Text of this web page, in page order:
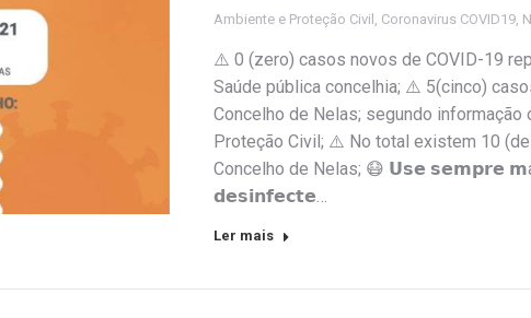
Ambiente e Proteção Civil Coronavirus COVID19
⚠️ 0 (zero) casos novos de COVID-19
Saúde pública concelhia; ⚠️ 5(cinco)
Concelho de Nelas; segundo
Proteção Civil; ⚠️ No total existem 10
Concelho de Nelas; 😷 𝗨𝘀𝗲 𝘀𝗲𝗺𝗽𝗿𝗲
𝗱𝗲𝘀𝗶𝗻𝗳𝗲𝗰𝘁𝗲…
Ler mais